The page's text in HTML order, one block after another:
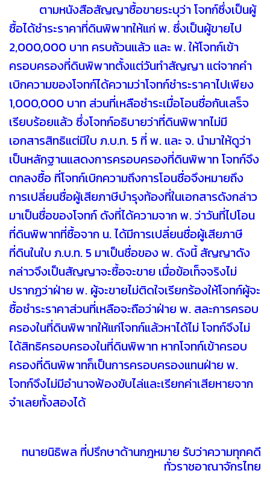
ตามหนังสือสัญญาซื้อขายระบุว่า โจทก์ซึ่งเป็นผู้
ซื้อได้ชำระราคาที่ดินพิพาทให้แก่ พ. ซึ่งเป็นผู้ขายไป
2,000,000 บาท ครบถ้วนแล้ว และ พ. ให้โจทก์เข้า
ครอบครองที่ดินพิพาทตั้งแต่วันทำสัญญา แต่จากคำ
เบิกความของโจทก์ได้ความว่าโจทก์ชำระราคาไปเพียง
1,000,000 บาท ส่วนที่เหลือชำระเมื่อโอนชื่อกันเสร็จ
เรียบร้อยแล้ว ซึ่งโจทก์อธิบายว่าที่ดินพิพาทไม่มี
เอกสารสิทธิแต่มีใบ ภ.บ.ท. 5 ที่ พ. และ จ. นำมาให้ดูว่า
เป็นหลักฐานแสดงการครอบครองที่ดินพิพาท โจทก์จึง
ตกลงซื้อ ที่โจทก์เบิกความถึงการโอนชื่อจึงหมายถึง
การเปลี่ยนชื่อผู้เสียภาษีบำรุงท้องที่ในเอกสารดังกล่าว
มาเป็นชื่อของโจทก์ ดังที่ได้ความจาก พ. ว่าวันที่ไปโอน
ที่ดินพิพาทที่ซื้อจาก น. ได้มีการเปลี่ยนชื่อผู้เสียภาษี
ที่ดินในใบ ภ.บ.ท. 5 มาเป็นชื่อของ พ. ดังนี้ สัญญาดัง
กล่าวจึงเป็นสัญญาจะซื้อจะขาย เมื่อข้อเท็จจริงไม่
ปรากฏว่าฝ่าย พ. ผู้จะขายไม่ติดใจเรียกร้องให้โจทก์ผู้จะ
ซื้อชำระราคาส่วนที่เหลือจะถือว่าฝ่าย พ. สละการครอบ
ครองในที่ดินพิพาทให้แก่โจทก์แล้วหาได้ไม่ โจทก์จึงไม่
ได้สิทธิครอบครองในที่ดินพิพาท หากโจทก์เข้าครอบ
ครองที่ดินพิพาทก็เป็นการครอบครองแทนฝ่าย พ.
โจทก์จึงไม่มีอำนาจฟ้องขับไล่และเรียกค่าเสียหายจาก
จำเลยทั้งสองได้
ทนายนิธิพล ที่ปรึกษาด้านกฎหมาย รับว่าความทุกคดี
ทั่วราชอาณาจักรไทย